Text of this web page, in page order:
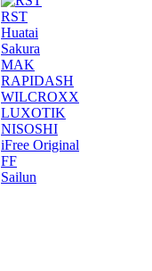
RST
Huatai
Sakura
MAK
RAPIDASH
WILCROXX
LUXOTIK
NISOSHI
iFree Original
FF
Sailun